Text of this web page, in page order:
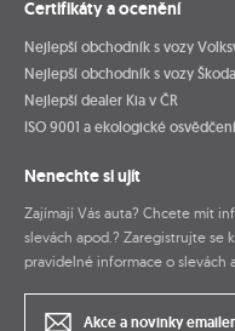
Certifikáty a ocenění
Nejlepší obchodník s vozy
Nejlepší obchodník s vozy
Nejlepší dealer Kia v ČR
ISO 9001 a ekologické osvědčení
Nenechte si ujít
Zajímají Vás auta? Chcete mít
slevách apod.? Zaregistrujte se
pravidelné informace o slevách
Akce a novinky